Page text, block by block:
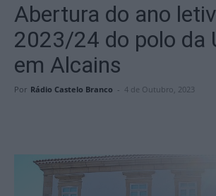
Abertura do ano
2023/24 do polo da
em Alcains
Por Rádio Castelo Branco - 4 de Outubro, 2023